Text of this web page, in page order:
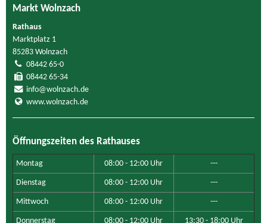
Markt Wolnzach
Rathaus
Marktplatz 1
85283 Wolnzach
08442 65-0
08442 65-34
info@wolnzach.de
www.wolnzach.de
Öffnungszeiten des Rathauses
Montag 08:00 - 12:00 Uhr ---
Dienstag 08:00 - 12:00 Uhr ---
Mittwoch 08:00 - 12:00 Uhr ---
Donnerstag 08:00 - 12:00 Uhr 13:30 - 18:00 Uhr